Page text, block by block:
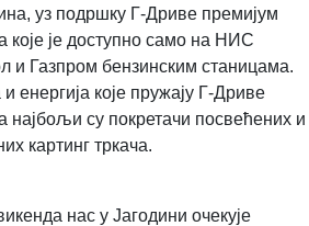
уз подршку Г-Дриве премијум
које је доступно само на НИС
и Газпром бензинским станицама.
енергија које пружају Г-Дриве
најбољи су покретачи посвећених и
картинг тркача.
нас у Јагодини очекује